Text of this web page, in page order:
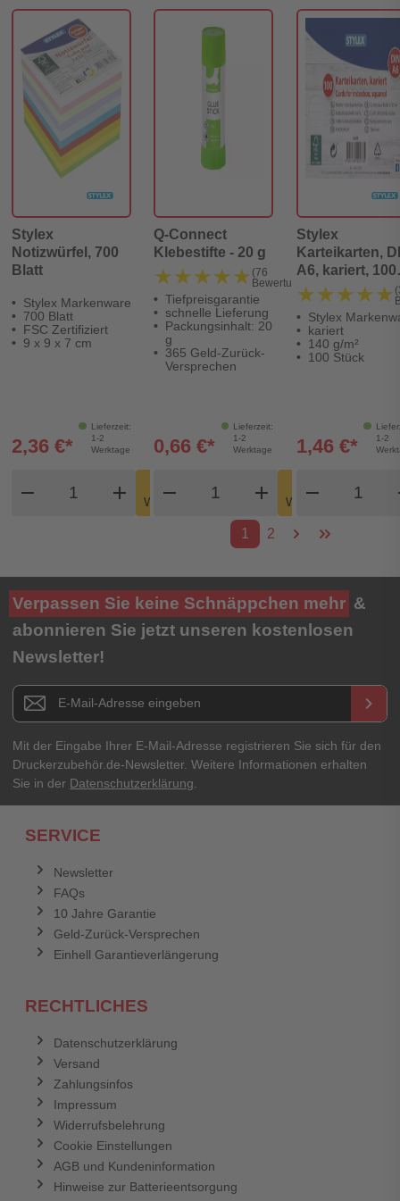
Stylex
Notizwürfel, 700
Blatt
Stylex Markenware
700 Blatt
FSC Zertifiziert
9 x 9 x 7 cm
Lieferzeit:
1-2
Werktage
2,36 €*
remove add
Warenkorb
shopping_cart
Q-Connect
Klebestifte - 20 g
★★★★★
★★★★★ (76
Bewertungen)
Tiefpreisgarantie
schnelle Lieferung
Packungsinhalt: 20
g
365 Geld-Zurück-
Versprechen
Lieferzeit:
1-2
Werktage
0,66 €*
remove add
Warenkorb
shopping_cart
Stylex
Karteikarten,
A6, kariert, 100
Stück, FSC
★★★★★
★★★★★
Stylex
kariert
140 g/m²
100 Stück
1-2
1,46 €*
remove
1 2
Verpassen Sie keine Schnäppchen mehr &
abonnieren Sie jetzt unseren kostenlosen
Newsletter!
Newsletter E-Mail Adresse keyboard_arrow_right
Mit der Eingabe Ihrer E-Mail-Adresse registrieren Sie sich für den
Druckerzubehör.de-Newsletter. Weitere Informationen erhalten
Sie in der Datenschutzerklärung
SERVICE
Newsletter
FAQs
10 Jahre Garantie
Geld-Zurück-Versprechen
Einhell Garantieverlängerung
RECHTLICHES
Datenschutzerklärung
Versand
Zahlungsinfos
Impressum
Widerrufsbelehrung
Cookie Einstellungen
AGB und Kundeninformation
Hinweise zur Batterieentsorgung